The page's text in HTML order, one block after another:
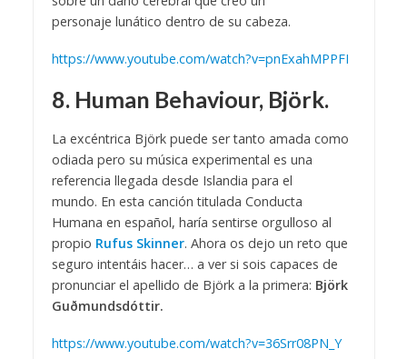
personaje lunático dentro de su cabeza.
https://www.youtube.com/watch?v=pnExahMPPFI
8. Human Behaviour, Björk.
La excéntrica Björk puede ser tanto amada como
odiada pero su música experimental es una
referencia llegada desde Islandia para el
mundo. En esta canción titulada Conducta
Humana en español, haría sentirse orgulloso al
propio Rufus Skinner. Ahora os dejo un reto que
seguro intentáis hacer… a ver si sois capaces de
pronunciar el apellido de Björk a la primera: Björk
Guðmundsdóttir.
https://www.youtube.com/watch?v=36Srr08PN_Y